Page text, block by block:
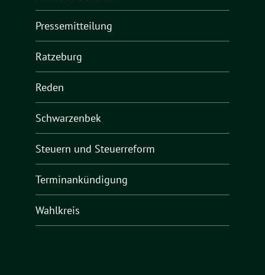
Pressemitteilung
Ratzeburg
Reden
Schwarzenbek
Steuern und Steuerreform
Terminankündigung
Wahlkreis